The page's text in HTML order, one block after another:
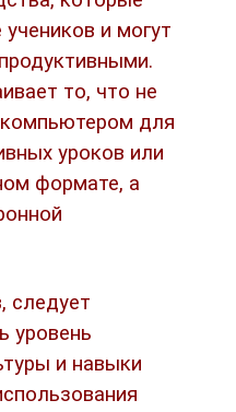
и могут
то, что не
для
уроков или
формате, а
следует
уровень
и навыки